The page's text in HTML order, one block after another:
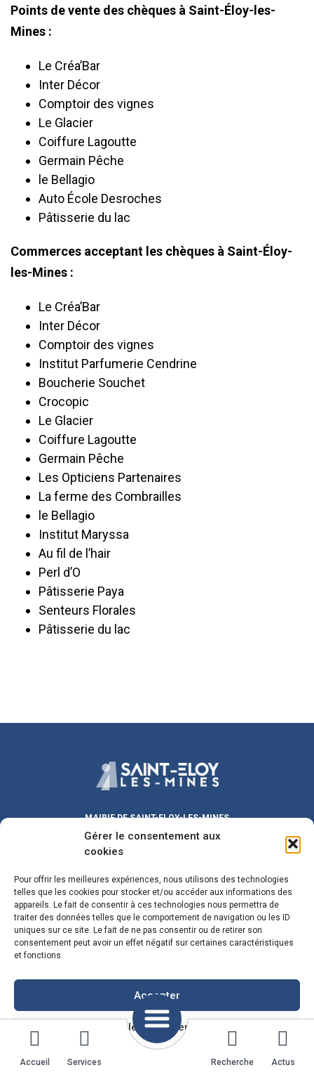
Gérer le consentement aux
cookies
Pour offrir les meilleures expériences, nous utilisons des technologies
telles que les cookies pour stocker et/ou accéder aux informations des
appareils. Le fait de consentir à ces technologies nous permettra de
traiter des données telles que le comportement de navigation ou les ID
uniques sur ce site. Le fait de ne pas consentir ou de retirer son
consentement peut avoir un effet négatif sur certaines caractéristiques
et fonctions.
Accepter
Voir les préférences
Politique de cookies Mentions Légales
Accueil Services Recherche Actus
Points de vente des chèques à Saint-Éloy-les-
Mines :
Le Créa’Bar
Inter Décor
Comptoir des vignes
Le Glacier
Coiffure Lagoutte
Germain Pêche
le Bellagio
Auto École Desroches
Pâtisserie du lac
Commerces acceptant les chèques à Saint-Éloy-
les-Mines :
Le Créa’Bar
Inter Décor
Comptoir des vignes
Institut Parfumerie Cendrine
Boucherie Souchet
Crocopic
Le Glacier
Coiffure Lagoutte
Germain Pêche
Les Opticiens Partenaires
La ferme des Combrailles
le Bellagio
Institut Maryssa
Au fil de l’hair
Perl d’O
Pâtisserie Paya
Senteurs Florales
Pâtisserie du lac
MAIRIE DE SAINT-ELOY-LES-MINES
Place Michel DUVAL
9h00 – 12h00/ 13h30 – 17h30
Samedi :9h00 – 12h00
Fermeture le mercredi matin
maire@sainteloylesmines.fr
04 73 85 08 24